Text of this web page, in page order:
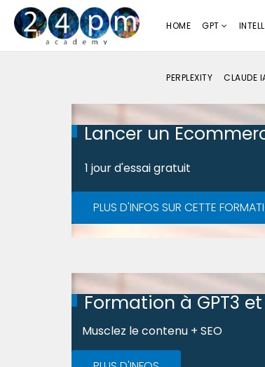
HOME GPT
PERPLEXITY CLAUDE
Lancer un
1 jour d'essai gratuit
PLUS D'INFOS SUR CETTE
Formation à GPT3
Musclez le contenu + SEO